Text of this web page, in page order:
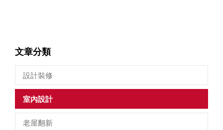
文章分類
設計裝修
室內設計
老屋翻新